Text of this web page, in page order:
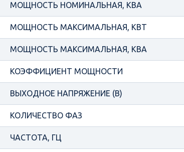
МОЩНОСТЬ НОМИНАЛЬНАЯ, КВА
МОЩНОСТЬ МАКСИМАЛЬНАЯ, КВТ
МОЩНОСТЬ МАКСИМАЛЬНАЯ, КВА
КОЭФФИЦИЕНТ МОЩНОСТИ
ВЫХОДНОЕ НАПРЯЖЕНИЕ (В)
КОЛИЧЕСТВО ФАЗ
ЧАСТОТА, ГЦ